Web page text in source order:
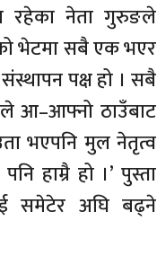
रहेका नेता गुरुङले
भेटमा सबै एक भएर
पक्ष हो । सबै
आ–आफ्नो ठाउँबाट
भएपनि मुल नेतृत्व
हाम्रै हो ।’ पुस्ता
समेटेर अघि बढ्ने